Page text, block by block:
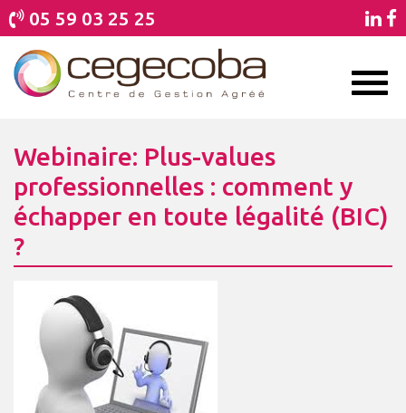
05 59 03 25 25
Webinaire: Plus-values
professionnelles : comment y
échapper en toute légalité (BIC)
?